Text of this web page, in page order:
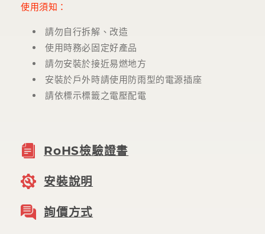
使用須知：
請勿自行拆解、改造
使用時務必固定好產品
請勿安裝於接近易燃地方
安裝於戶外時請使用防雨型的電源插座
請依標示標籤之電壓配電
RoHS檢驗證書
安裝說明
詢價方式